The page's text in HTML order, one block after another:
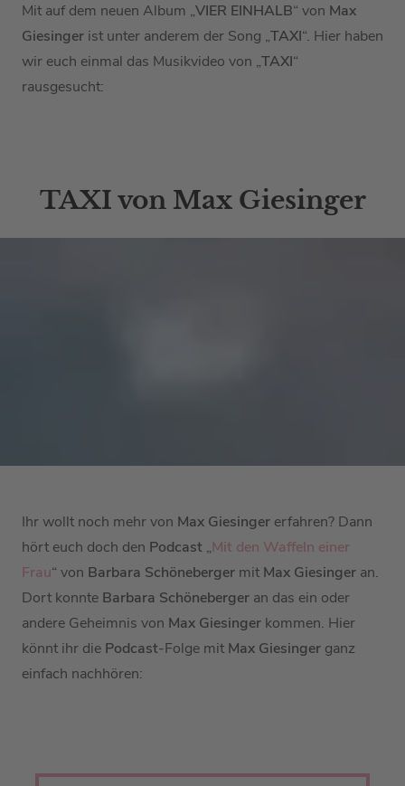
Mit auf dem neuen Album „VIER EINHALB“ von Max
Giesinger ist unter anderem der Song „TAXI“. Hier haben
wir euch einmal das Musikvideo von „TAXI“
rausgesucht:
TAXI von Max Giesinger
Ihr wollt noch mehr von Max Giesinger erfahren? Dann
hört euch doch den Podcast „Mit den Waffeln einer
Frau“ von Barbara Schöneberger mit Max Giesinger an.
Dort konnte Barbara Schöneberger an das ein oder
andere Geheimnis von Max Giesinger kommen. Hier
könnt ihr die Podcast-Folge mit Max Giesinger ganz
einfach nachhören: